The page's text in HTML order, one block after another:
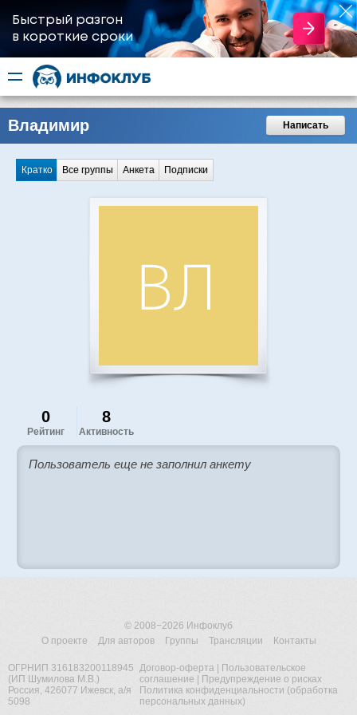
Быстрый разгон
​в короткие сроки
Владимир Написать
Кратко Все группы Анкета Подписки
0
Рейтинг
8
Активность
Пользователь еще не заполнил анкету
© 2008−2026 Инфоклуб
О проекте
Для авторов Группы Трансляции Контакты
ОГРНИП 316183200118945
(ИП Шумилова М.В.)
Россия, 426077 Ижевск, а/я
5098
Договор-оферта|
Пользовательское
соглашение
Предупреждение о рисках
Политика конфиденциальности (обработка
персональных данных)